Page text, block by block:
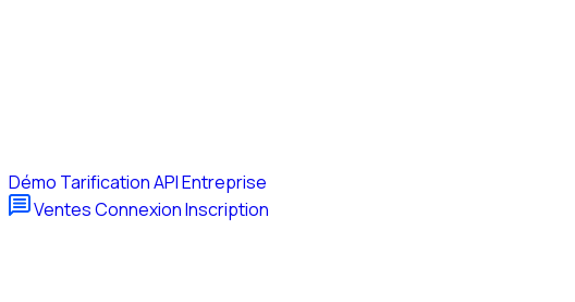
Démo TarificationAPIEntreprise
VentesConnexionInscription